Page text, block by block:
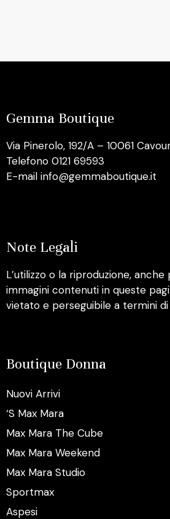
Gemma Boutique
Via Pinerolo, 192/A – 10061
Telefono 0121 69593
E-mail info@gemmaboutique.it
Note Legali
L’utilizzo o la riproduzione,
immagini contenuti in queste
vietato e perseguibile a termini di
Boutique Donna
Nuovi Arrivi
‘S Max Mara
Max Mara The Cube
Max Mara Weekend
Max Mara Studio
Sportmax
Aspesi